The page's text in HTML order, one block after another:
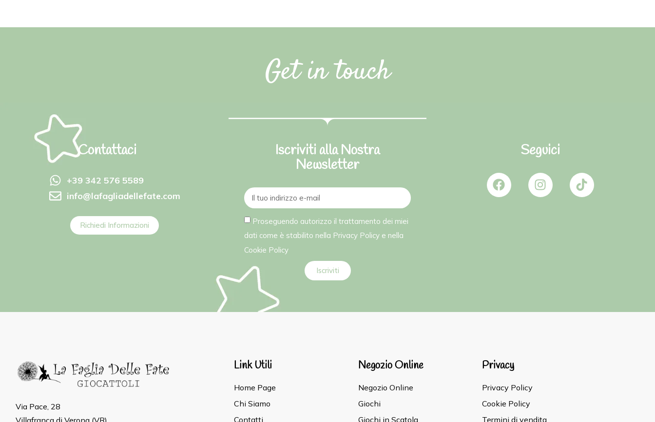
Get in touch
Contattaci
+39 342 576 5589
info@lafagliadellefate.com
Richiedi Informazioni
Iscriviti alla Nostra
Newsletter
Proseguendo autorizzo il trattamento dei miei
dati come è stabilito nella Privacy Policye nella
Cookie Policy
Iscriviti
Seguici
Via Pace, 28
Villafranca di Verona (VR)
Link Utili
Home Page
Chi Siamo
Contatti
Negozio Online
Negozio Online
Giochi
Giochi in Scatola
Privacy
Privacy Policy
Cookie Policy
Termini di vendita